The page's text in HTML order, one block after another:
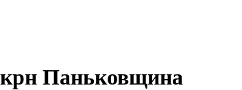
Паньковщина